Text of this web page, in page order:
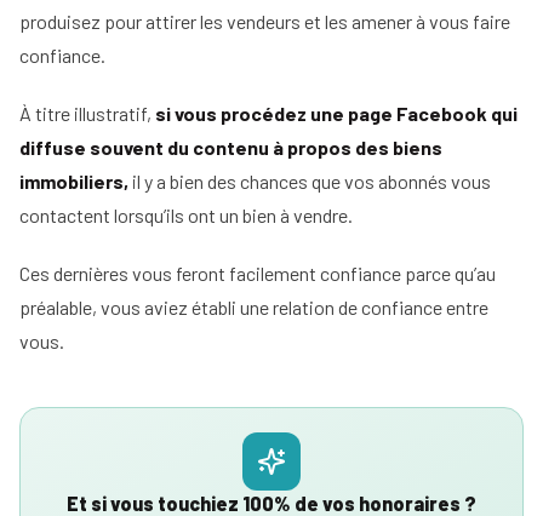
produisez pour attirer les vendeurs et les amener à vous faire
confiance.
À titre illustratif, si vous procédez une page Facebook qui
diffuse souvent du contenu à propos des biens
immobiliers, il y a bien des chances que vos abonnés vous
contactent lorsqu’ils ont un bien à vendre.
Ces dernières vous feront facilement confiance parce qu’au
préalable, vous aviez établi une relation de confiance entre
vous.
Et si vous touchiez 100% de vos honoraires ?